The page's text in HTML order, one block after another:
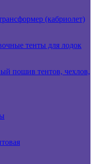
(кабриолет)
тенты для лодок
пошив тентов, чехлов,